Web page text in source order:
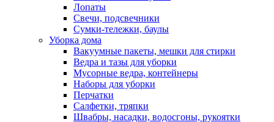
Лопаты
Свечи, подсвечники
Сумки-тележки, баулы
Уборка дома
Вакуумные пакеты, мешки для стирки
Ведра и тазы для уборки
Мусорные ведра, контейнеры
Наборы для уборки
Перчатки
Салфетки, тряпки
Швабры, насадки, водосгоны, рукоятки